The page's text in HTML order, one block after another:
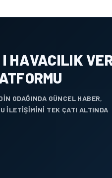
HAVACILIK
ODAĞINDA GÜNCEL HABER,
ILETIŞIMINI TEK ÇATI ALTINDA